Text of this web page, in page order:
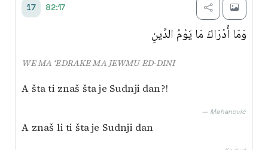
17 82:17
وَمَا أَدْرَاكَ مَا يَوْمُ الدِّينِ
WE MA ‘EDRAKE MA JEWMU ED-DINI
A šta ti znaš šta je Sudnji dan?!
— Mehanović
A znaš li ti šta je Sudnji dan